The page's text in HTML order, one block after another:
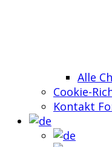
Alle
Cookie-
Kontakt